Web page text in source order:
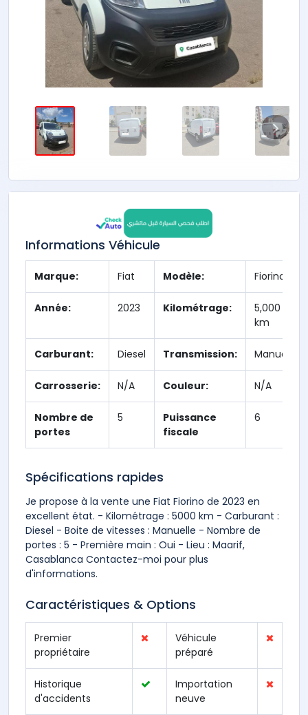
Informations Véhicule
Marque: Fiat Modèle: Fiorino
Année: 2023 Kilométrage:
5,000
km
Carburant: Diesel Transmission: Manuelle
Carrosserie: N/A Couleur: N/A
Nombre de
portes
5
Puissance
fiscale
6
Spécifications rapides
Je propose à la vente une Fiat Fiorino de 2023 en
excellent état. - Kilométrage : 5000 km - Carburant :
Diesel - Boite de vitesses : Manuelle - Nombre de
portes : 5 - Première main : Oui - Lieu : Maarif,
Casablanca Contactez-moi pour plus
d'informations.
Caractéristiques & Options
Premier
propriétaire
Véhicule
préparé
Historique
d'accidents
Importation
neuve